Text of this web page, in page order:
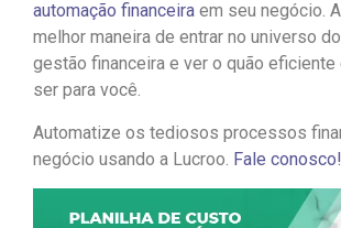
automação financeira em seu negócio.
melhor maneira de entrar no universo
gestão financeira e ver o quão
ser para você.
Automatize os tediosos processos
negócio usando a Lucroo. Fale conosco!